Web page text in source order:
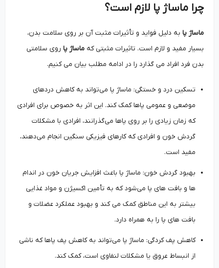
چرا ماساژ پا لازم است؟
ماساژ پابه دلیل فواید و تأثیرات مثبت آن بر روی سلامت بدن،
بسیار مفید و لازم است. تاثیرات مثبتی کهماساژ پاروی سلامتی
بدن فرد افراد می گذارد را در ادامه مطلب بیان می کنیم.
تسکین درد و خستگی: ماساژ پا می‌تواند به کاهش دردهای
موضعی و عمومی پاها کمک کند. این اثر به خصوص برای افرادی
که زمان زیادی را بر روی پاها می‌گذرانند، افرادی با مشکلات
گردش خون و افرادی که کارهای فیزیکی سنگین انجام می‌دهند،
مفید است.
بهبود گردش خون: ماساژ پا باعث افزایش جریان خون در اندام‌
ها و بافت ‌های پا می‌شود که به تأمین اکسیژن و مواد غذایی
بیشتر به این مناطق کمک می ‌کند و بهبود عملکرد عضلات و
بافت ‌های پا را به همراه دارد.
کاهش پف ‌کردگی: ماساژ پا می‌تواند به کاهش پف پاها که ناشی
از انبساط عروق یا مشکلات لنفاوی است، کمک کند.